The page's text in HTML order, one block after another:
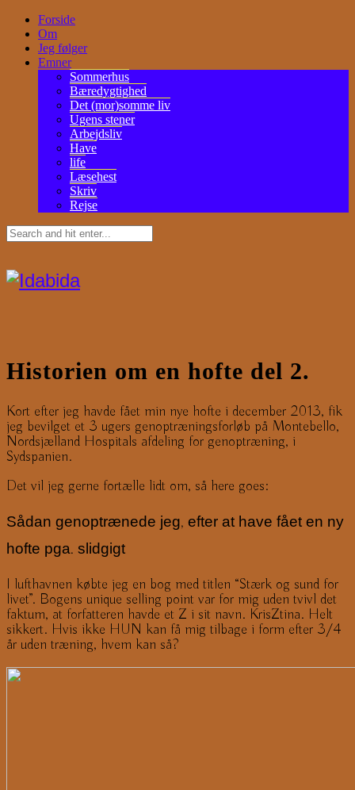
Forside
Om
Jeg følger
Emner
Sommerhus
Bæredygtighed
Det (mor)somme liv
Ugens stener
Arbejdsliv
Have
life
Læsehest
Skriv
Rejse
Historien om en hofte del 2.
Kort efter jeg havde fået min nye hofte i december 2013, fik
jeg bevilget et 3 ugers genoptræningsforløb på Montebello,
Nordsjælland Hospitals afdeling for genoptræning, i
Sydspanien.
Det vil jeg gerne fortælle lidt om, så here goes:
Sådan genoptrænede jeg, efter at have fået en ny
hofte pga. slidgigt
I lufthavnen købte jeg en bog med titlen “Stærk og sund for
livet”. Bogens unique selling point var for mig uden tvivl det
faktum, at forfatteren havde et Z i sit navn. KrisZtina. Helt
sikkert. Hvis ikke HUN kan få mig tilbage i form efter 3/4
år uden træning, hvem kan så?